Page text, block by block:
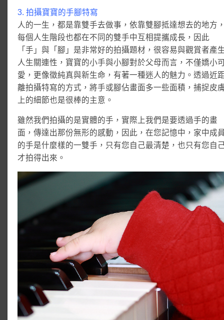
3. 拍攝寶寶的手腳特寫
人的一生，都是靠雙手去做事，依靠雙腳抵達想去的地方
每個人生階段也都在不同的雙手中互相提攜成長，因此
「手」與「腳」是非常好的拍攝題材，很容易與觀賞者產
人生關連性，寶寶的小手與小腳對於父母而言，不僅嬌小
愛，更像徵純真與新生命，有著一種迷人的魅力。透過近
離拍攝特寫的方式，將手或腳佔畫面多一些面積，捕捉皮
上的細節也是很棒的主意。
雖然我們拍攝的是實體的手，實際上我們是要透過手的畫
面，傳達出那份無形的感動，因此，在您記憶中，家中成
的手是什麼樣的一雙手，只有您自己最清楚，也只有您自
才拍得出來。